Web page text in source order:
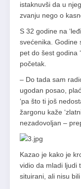
istaknuvši da u
zvanju nego o
S 32 godine na
svećenika. Godine
pet do šest godina
početak.
– Do tada sam
ugodan posao,
‘pa što ti još
žargonu kaže
nezadovoljan –
Kazao je kako je
vidio da mladi ljudi
situirani, ali nisu bili